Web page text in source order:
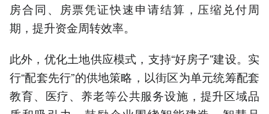
房合同、房票凭证快速申请结算，压缩兑付周
期，提升资金周转效率。
此外，优化土地供应模式，支持“好房子”建设。实
行“配套先行”的供地策略，以街区为单元统筹配套
教育、医疗、养老等公共服务设施，提升区域品